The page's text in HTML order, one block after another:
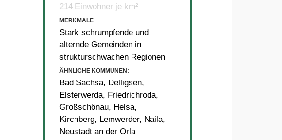
214 Einwohner je km²
MERKMALE
Stark schrumpfende und
alternde Gemeinden in
strukturschwachen Regionen
ÄHNLICHE KOMMUNEN:
Bad Sachsa, Delligsen,
Elsterwerda, Friedrichroda,
Großschönau, Helsa,
Kirchberg, Lemwerder, Naila,
Neustadt an der Orla